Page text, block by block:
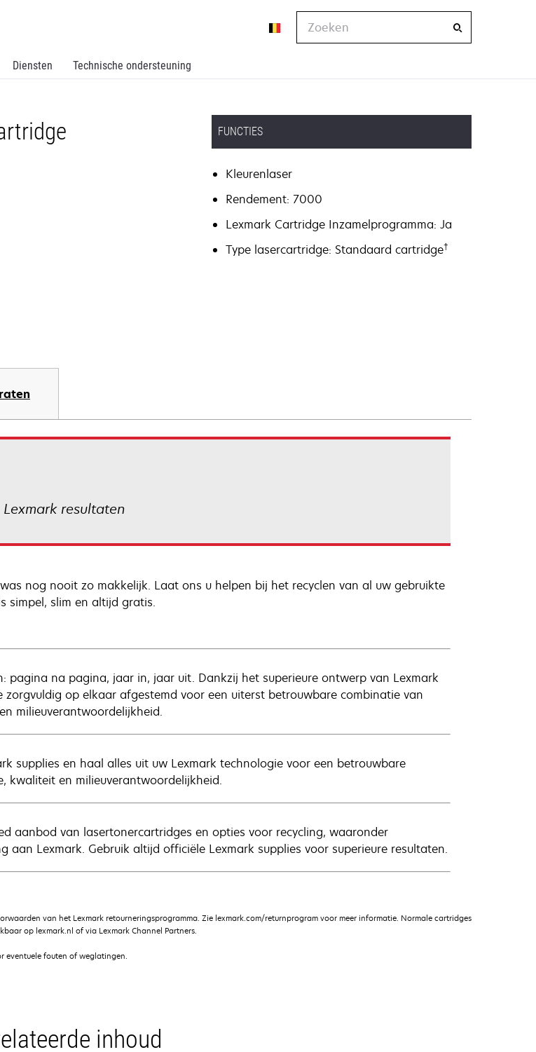
Diensten Technische ondersteuning
Zoeken
FUNCTIES
Kleurenlaser
Rendement: 7000
Lexmark Cartridge Inzamelprogramma: Ja
Type lasercartridge: Standaard cartridge†
resultaten
nog nooit zo makkelijk. Laat ons u helpen bij het recyclen van al uw gebruikte
simpel, slim en altijd gratis.
pagina na pagina, jaar in, jaar uit. Dankzij het superieure ontwerp van Lexmark
op elkaar afgestemd voor een uiterst betrouwbare combinatie van
milieuverantwoordelijkheid.
supplies en haal alles uit uw Lexmark technologie voor een betrouwbare
kwaliteit en milieuverantwoordelijkheid.
aanbod van lasertonercartridges en opties voor recycling, waaronder
aan Lexmark. Gebruik altijd officiële Lexmark supplies voor superieure resultaten.
van het Lexmark retourneringsprogramma. Zie lexmark.com/returnprogram voor meer informatie. Normale cartridges
op lexmark.nl of via Lexmark Channel Partners.
eventuele fouten of weglatingen.
inhoud